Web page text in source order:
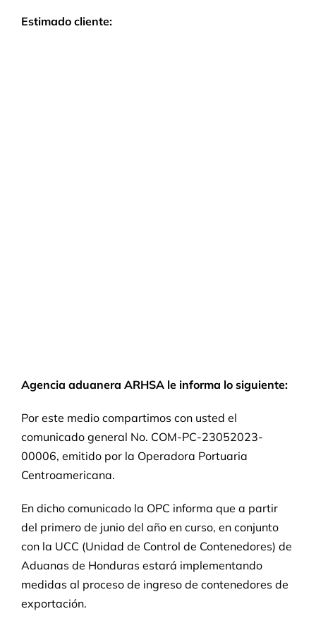
Estimado cliente:
Agencia aduanera ARHSA le informa lo siguiente:
Por este medio compartimos con usted el
comunicado general No. COM-PC-23052023-
00006, emitido por la Operadora Portuaria
Centroamericana.
En dicho comunicado la OPC informa que a partir
del primero de junio del año en curso, en conjunto
con la UCC (Unidad de Control de Contenedores) de
Aduanas de Honduras estará implementando
medidas al proceso de ingreso de contenedores de
exportación.